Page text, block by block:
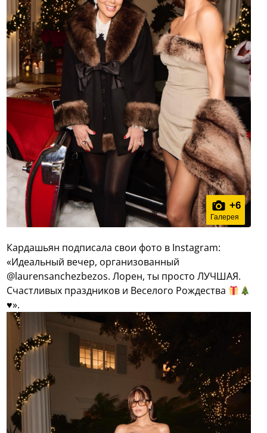
+6
Галерея
Кардашьян подписала свои фото в Instagram:
«Идеальный вечер, организованный
@laurensanchezbezos. Лорен, ты просто ЛУЧШАЯ.
Счастливых праздников и Веселого Рождества
♥️».